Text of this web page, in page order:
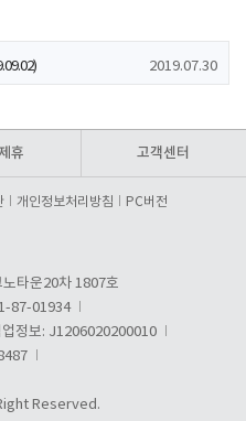
2019.07.30
휴 고객센터
개인정보처리방침 PC버전
타운20차 1807호
87-01934
업정보: J1206020200010
Reserved.